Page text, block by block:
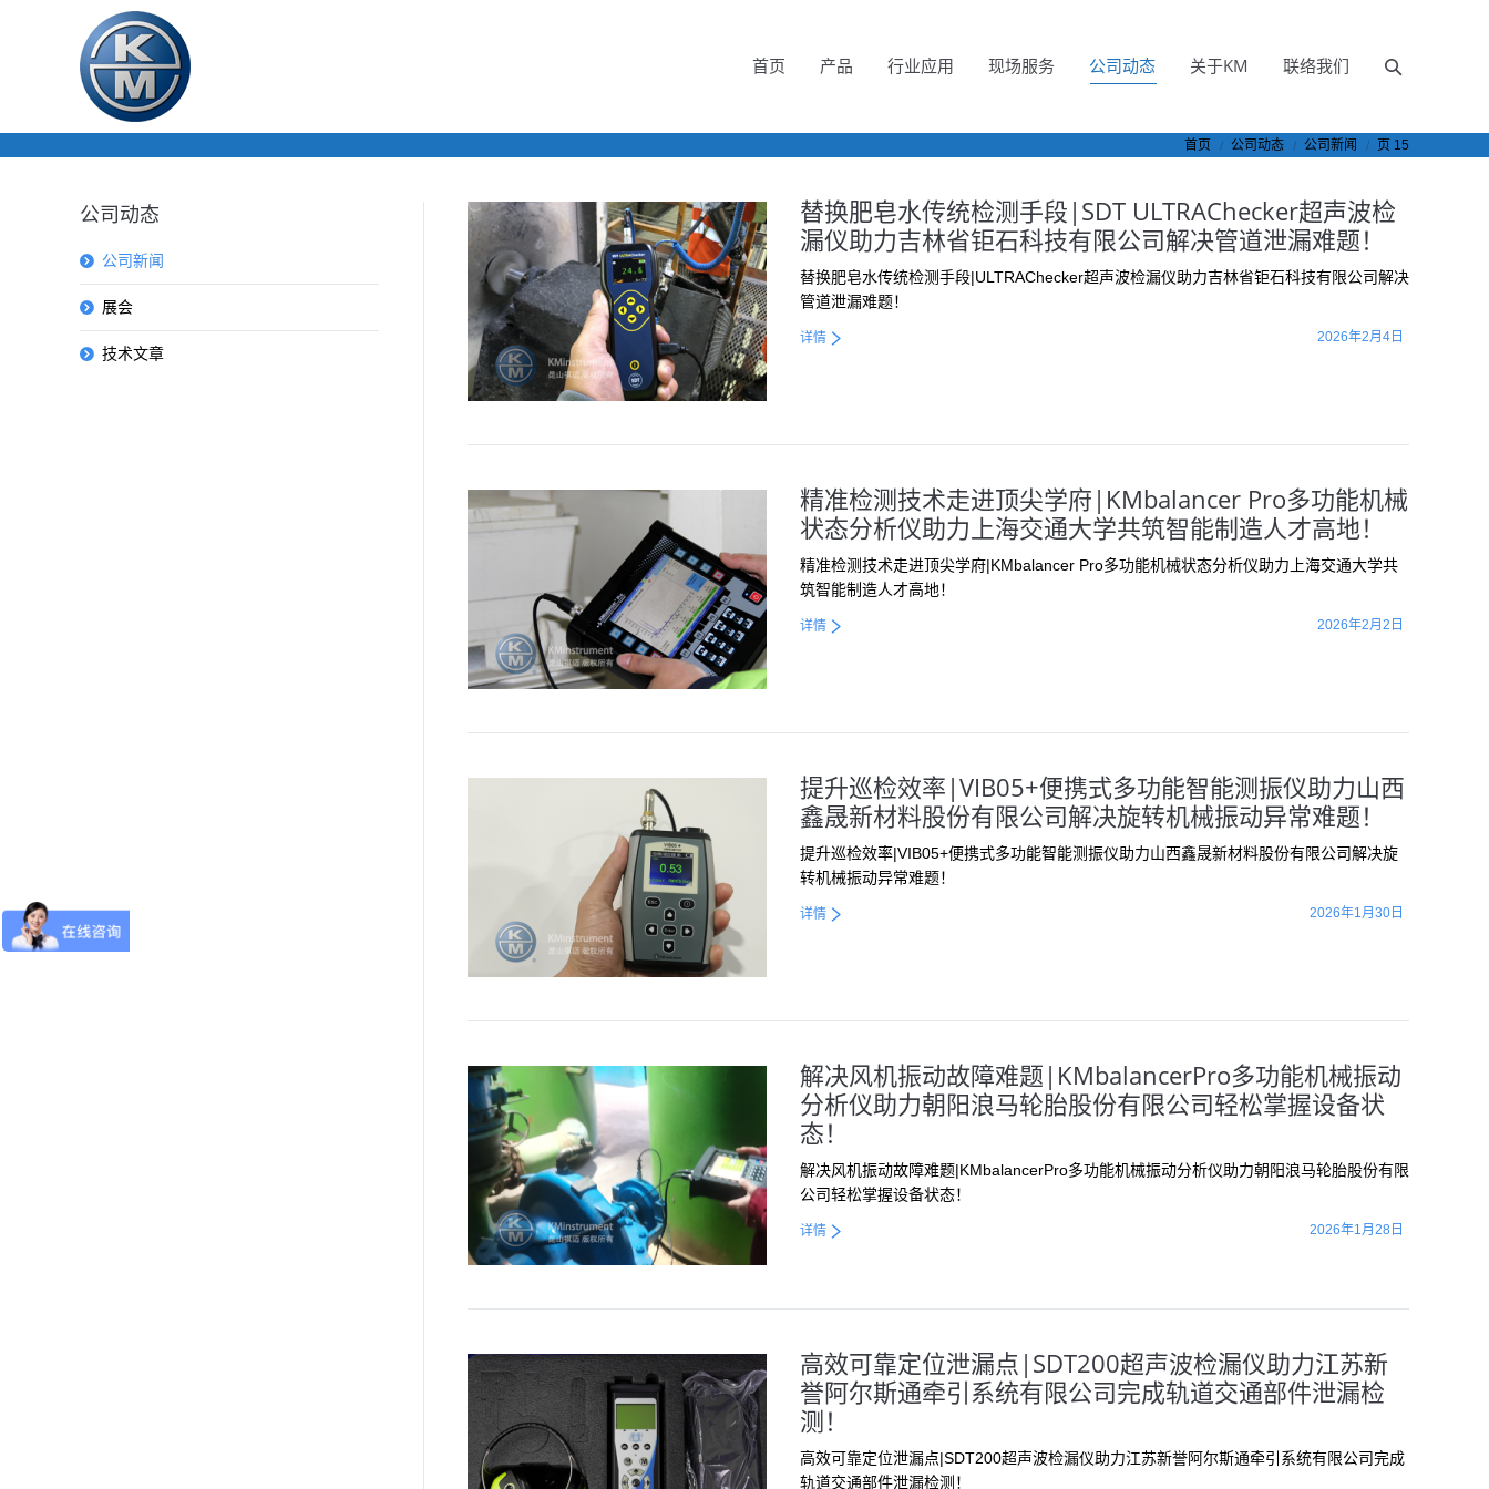
首页 产品 行业应用 现场服务 公司动态 关于KM 联络我们
首页 公司动态 公司新闻 页 15
替换肥皂水传统检测手段|SDT ULTRAChecker超声波检
漏仪助力吉林省钜石科技有限公司解决管道泄漏难题！
替换肥皂水传统检测手段|ULTRAChecker超声波检漏仪助力吉林省钜石科技有限公司解决
管道泄漏难题！
2026年2月4日
详情
精准检测技术走进顶尖学府|KMbalancer Pro多功能机械
状态分析仪助力上海交通大学共筑智能制造人才高地！
精准检测技术走进顶尖学府|KMbalancer Pro多功能机械状态分析仪助力上海交通大学共
筑智能制造人才高地！
2026年2月2日
详情
提升巡检效率|VIB05+便携式多功能智能测振仪助力山西
鑫晟新材料股份有限公司解决旋转机械振动异常难题！
提升巡检效率|VIB05+便携式多功能智能测振仪助力山西鑫晟新材料股份有限公司解决旋
转机械振动异常难题！
2026年1月30日
详情
解决风机振动故障难题|KMbalancerPro多功能机械振动
分析仪助力朝阳浪马轮胎股份有限公司轻松掌握设备状
态！
解决风机振动故障难题|KMbalancerPro多功能机械振动分析仪助力朝阳浪马轮胎股份有限
公司轻松掌握设备状态！
2026年1月28日
详情
高效可靠定位泄漏点|SDT200超声波检漏仪助力江苏新
誉阿尔斯通牵引系统有限公司完成轨道交通部件泄漏检
测！
高效可靠定位泄漏点|SDT200超声波检漏仪助力江苏新誉阿尔斯通牵引系统有限公司完成
轨道交通部件泄漏检测！
公司动态
公司新闻
展会
技术文章